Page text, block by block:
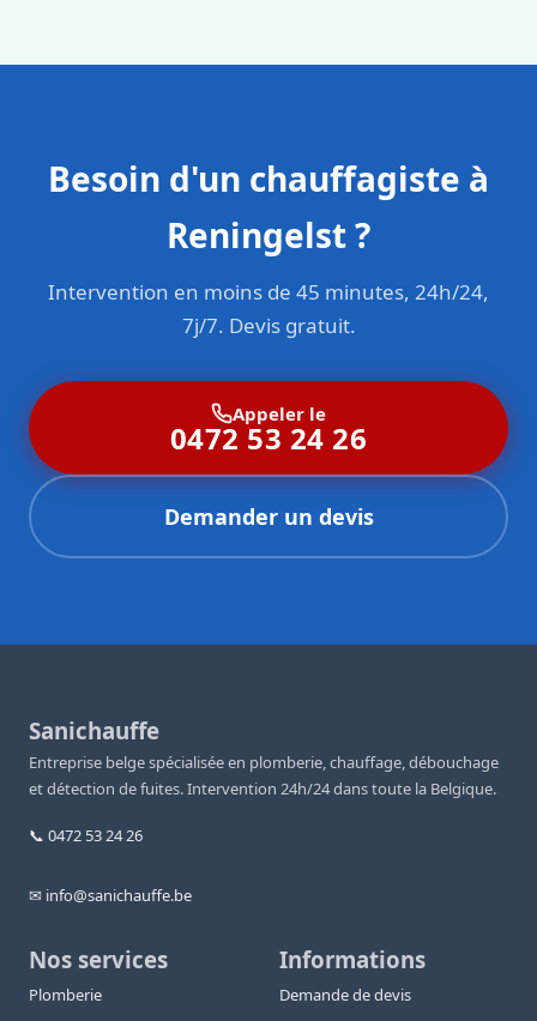
Besoin d'un chauffagiste à
Reningelst ?
Intervention en moins de 45 minutes, 24h/24,
7j/7. Devis gratuit.
Appeler le
0472 53 24 26
Demander un devis
Sanichauffe
Entreprise belge spécialisée en plomberie, chauffage, débouchage
et détection de fuites. Intervention 24h/24 dans toute la Belgique.
📞 0472 53 24 26
✉ info@sanichauffe.be
Nos services
Plomberie
Informations
Demande de devis